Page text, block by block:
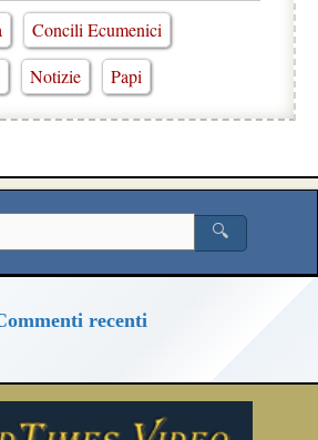
Concili Ecumenici
Notizie Papi
🔍
recenti